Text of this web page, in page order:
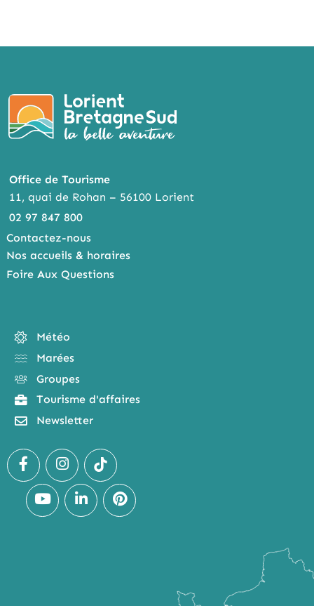
Office de Tourisme
11, quai de Rohan – 56100 Lorient
02 97 847 800
Contactez-nous
Nos accueils & horaires
Foire Aux Questions
Météo
Marées
Groupes
Tourisme d'affaires
Newsletter